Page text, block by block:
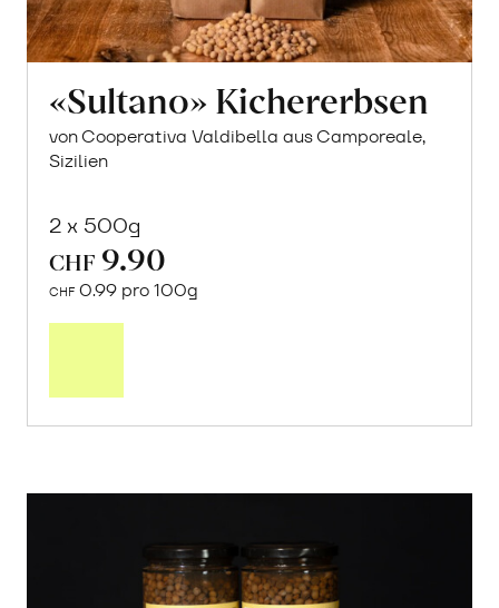
«Sultano» Kichererbsen
von Cooperativa Valdibella aus Camporeale,
Sizilien
2 x 500g
CHF 9.90
CHF 0.99 pro 100g